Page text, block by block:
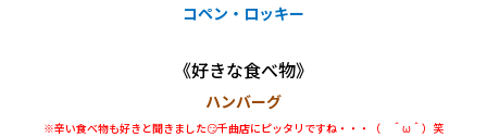
コペン・ロッキー
《好きな食べ物》
ハンバーグ
※辛い食べ物も好きと聞きました😏千曲店にピッタリですね・・・（ ＾ω＾）笑